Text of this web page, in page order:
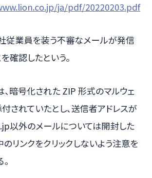
ja/pdf/20220203.pdf
社従業員を装う不審なメールが発信
確認したという。
暗号化された ZIP 形式のマルウェ
されていたとし、送信者アドレスが
以外のメールについては開封した
リンクをクリックしないよう注意を